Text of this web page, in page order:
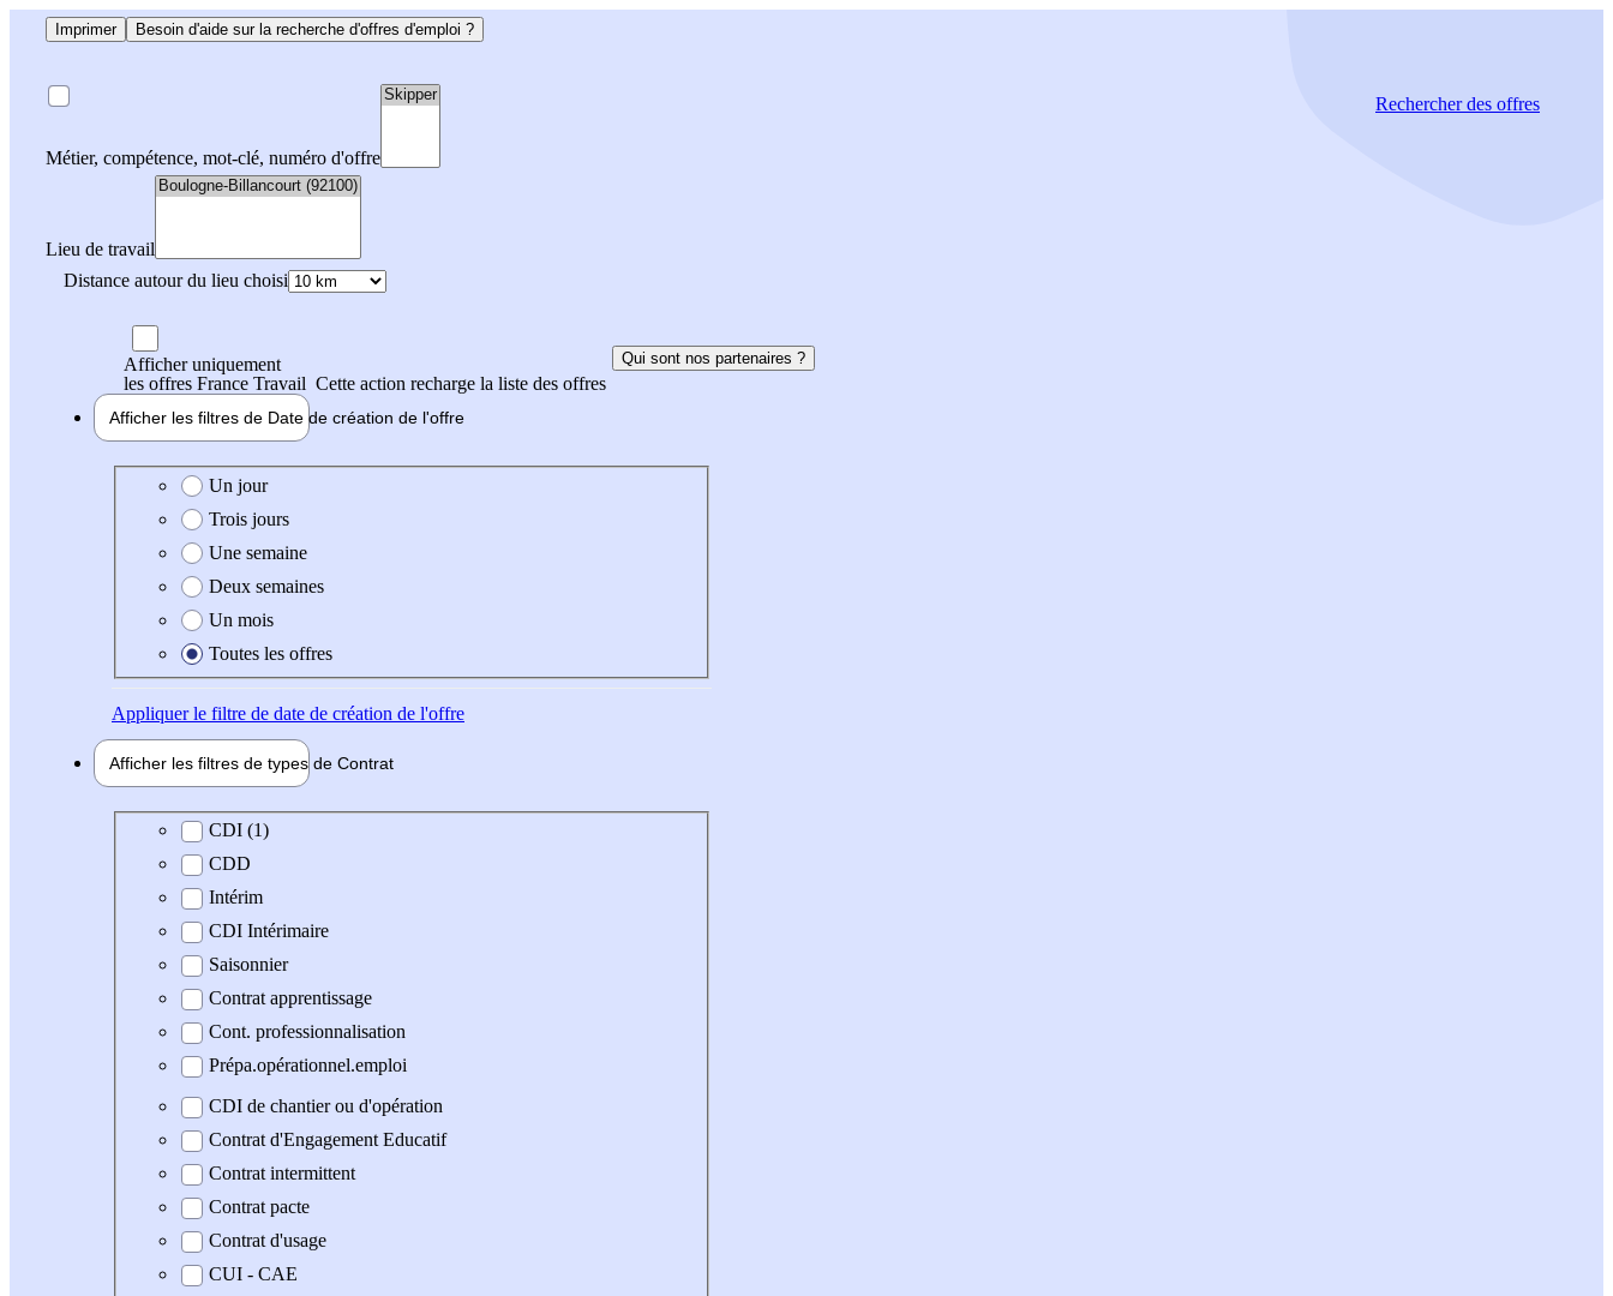
Imprimer Besoin d'aide sur la recherche d'offres d'emploi ?
Métier, compétence, mot-clé, numéro d'offre
Lieu de travail
Distance autour du lieu choisi
Rechercherdes offres
Afficher uniquement
les offres France Travail Cette action recharge la liste des offres
Qui sont nos partenaires ?
Afficher les filtres de Date de création de l'offre
Date de création de l'offre
Un jour
Trois jours
Une semaine
Deux semaines
Un mois
Toutes les offres
Appliquerle filtre de date de création de l'offre
Afficher les filtres de types de Contrat
Type de contrat
CDI (1)
CDD
Intérim
CDI Intérimaire
Saisonnier
Contrat apprentissage
Cont. professionnalisation
Prépa.opérationnel.emploi
CDI de chantier ou d'opération
Contrat d'Engagement Educatif
Contrat intermittent
Contrat pacte
Contrat d'usage
CUI - CAE